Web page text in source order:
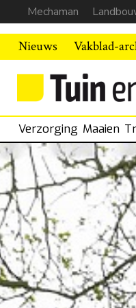
Mechaman
Nieuws Vakblad-
Verzorging Maaien